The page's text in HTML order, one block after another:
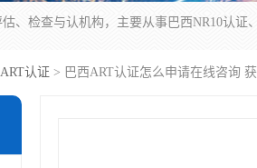
ART认证 > 巴西ART认证怎么申请在线咨询